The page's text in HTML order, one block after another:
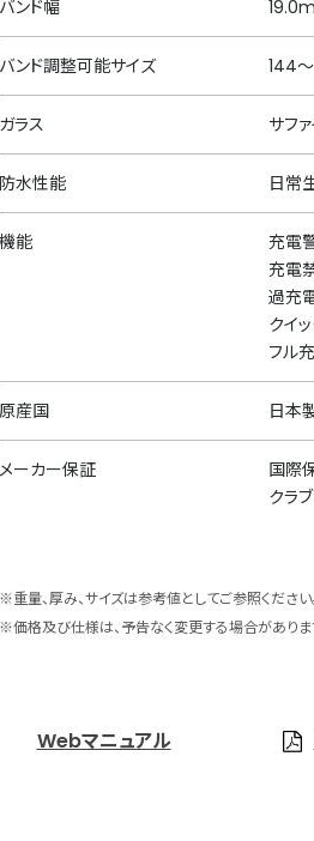
バンド幅
バンド調整可能サイズ 144
ガラス サフ
防水性能 日常
機能
充電
充電
過充
クイ
フル
原産国 日本
メーカー保証
国際
クラ
※重量、厚み、サイズは参考値としてご参照ください
※価格及び仕様は、予告なく変更する場合がありま
Webマニュアル